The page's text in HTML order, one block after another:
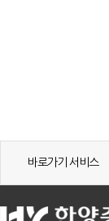
바로가기 서비스